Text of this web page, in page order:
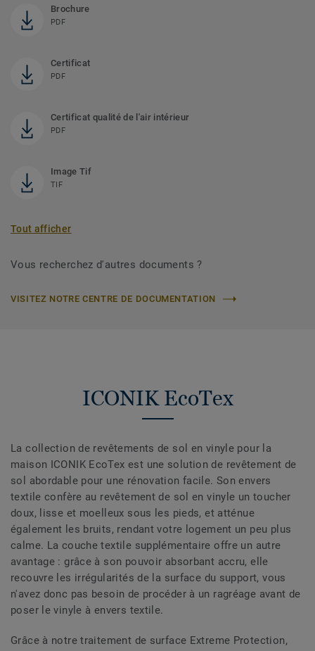
Brochure
PDF
Certificat
PDF
Certificat qualité de l'air intérieur
PDF
Image Tif
TIF
Tout afficher
Vous recherchez d'autres documents ?
VISITEZ NOTRE CENTRE DE DOCUMENTATION
ICONIK EcoTex
La collection de revêtements de sol en vinyle pour la
maison ICONIK EcoTex est une solution de revêtement de
sol abordable pour une rénovation facile. Son envers
textile confère au revêtement de sol en vinyle un toucher
doux, lisse et moelleux sous les pieds, et atténue
également les bruits, rendant votre logement un peu plus
calme. La couche textile supplémentaire offre un autre
avantage : grâce à son pouvoir absorbant accru, elle
recouvre les irrégularités de la surface du support, vous
n'avez donc pas besoin de procéder à un ragréage avant de
poser le vinyle à envers textile.
Grâce à notre traitement de surface Extreme Protection,